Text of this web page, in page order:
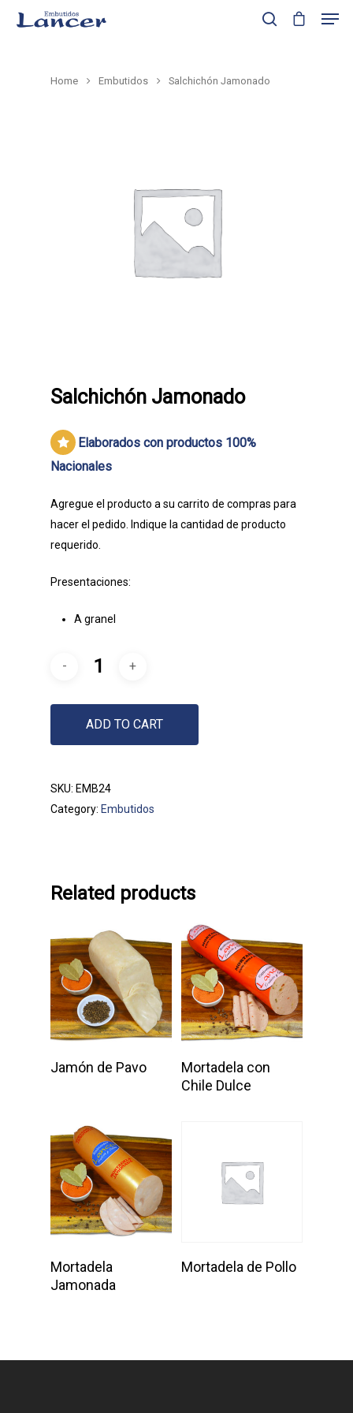
Home Embutidos Salchichón Jamonado
Salchichón Jamonado
Elaborados con productos 100%
Nacionales
Agregue el producto a su carrito de compras para
hacer el pedido. Indique la cantidad de producto
requerido.
Presentaciones:
A granel
ADD TO CART
SKU: EMB24
Category: Embutidos
Related products
Add To Cart
Jamón de Pavo Add To Cart
Mortadela con
Chile Dulce
Add To Cart
Mortadela
Jamonada
Add To Cart
Mortadela de Pollo
(506) 2441-0181
(506) 2441-0186
Alajuela | Costa Rica